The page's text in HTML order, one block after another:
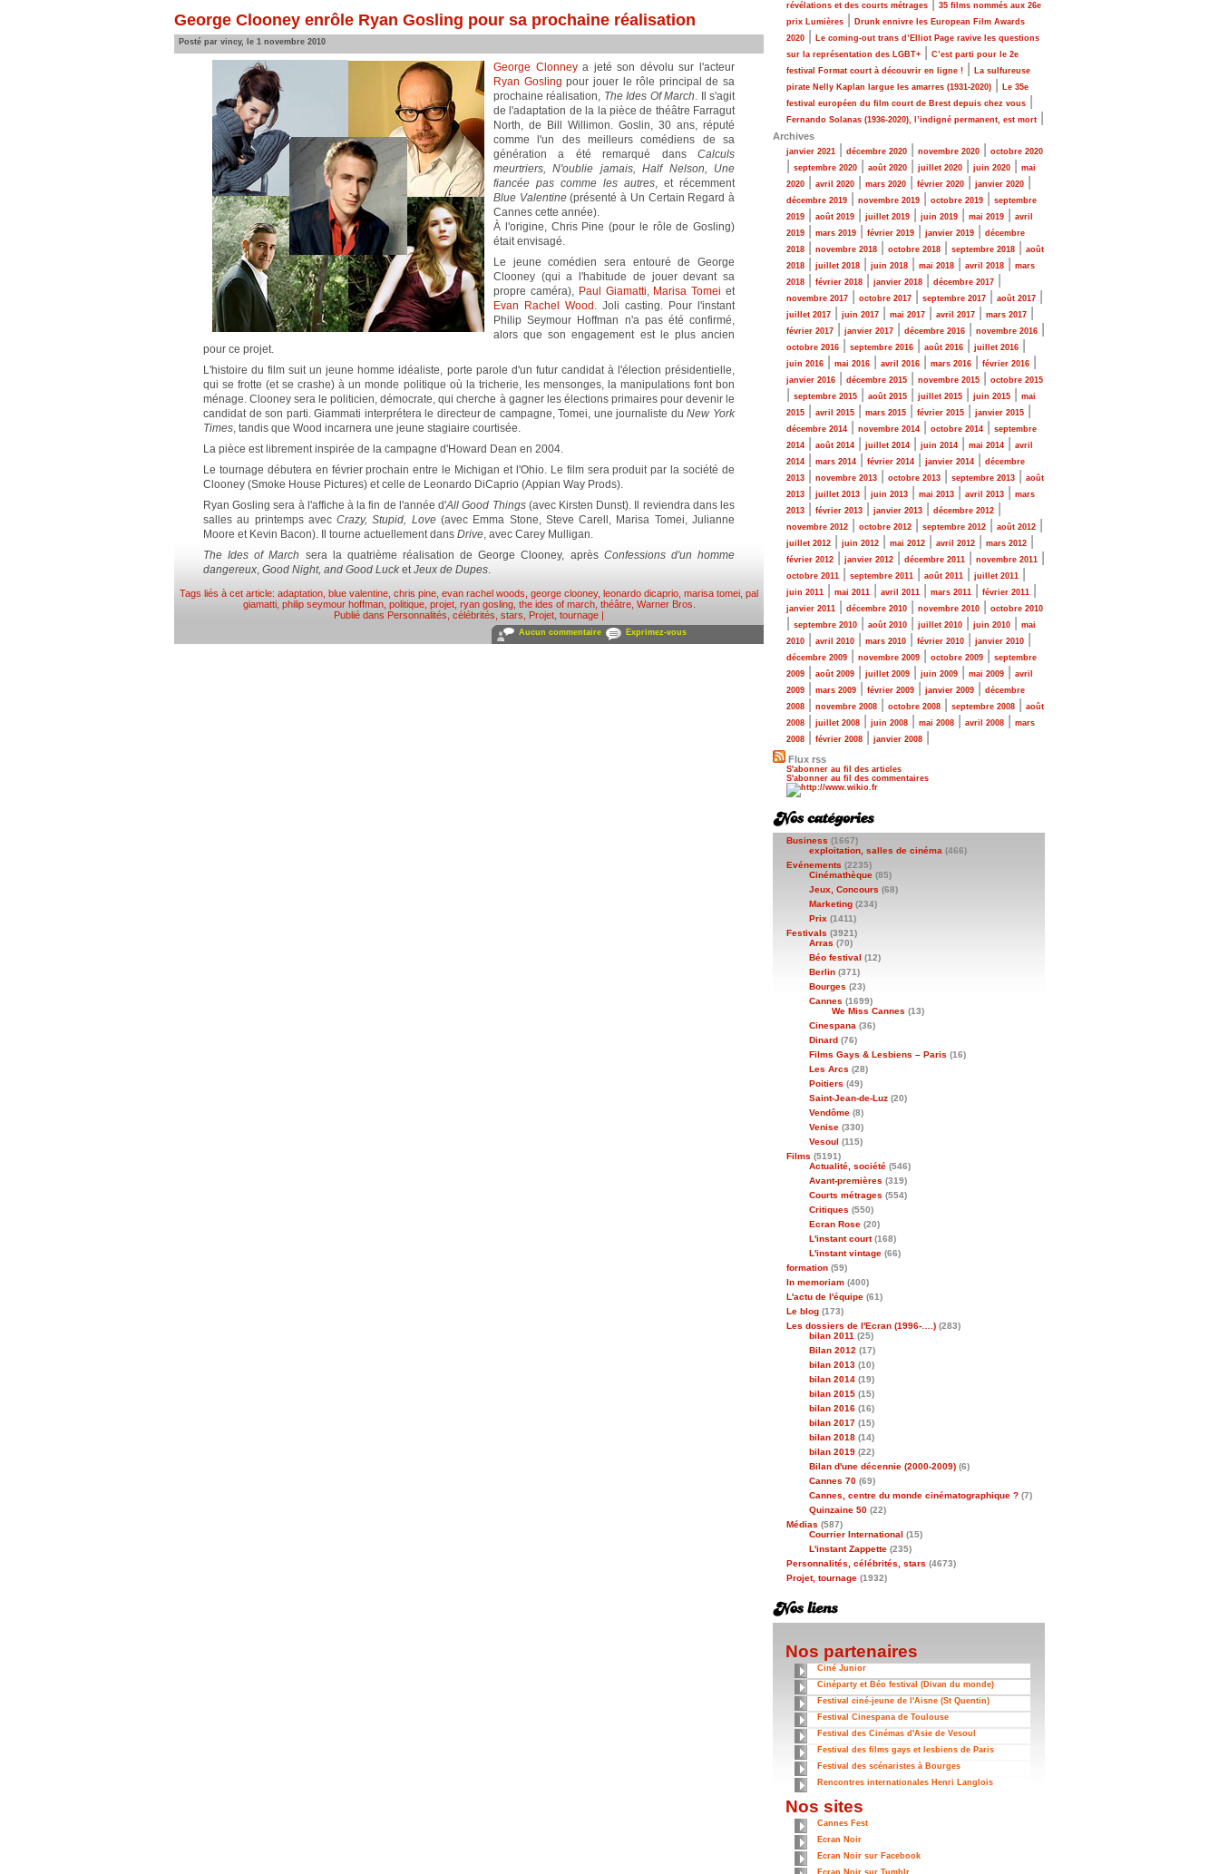
George Clooney enrôle Ryan Gosling pour sa prochaine réalisation
Posté par vincy, le 1 novembre 2010
George Clonneya jeté son dévolu sur l'acteur
Ryan Gosling pour jouer le rôle principal de sa
prochaine réalisation, The Ides Of March. Il s'agit
de l'adaptation de la la pièce de théâtre Farragut
North, de Bill Willimon. Goslin, 30 ans, réputé
comme l'un des meilleurs comédiens de sa
génération a été remarqué dans Calculs
meurtriers, N'oublie jamais, Half Nelson, Une
fiancée pas comme les autres, et récemment
Blue Valentine(présenté à Un Certain Regard à
Cannes cette année).
À l'origine, Chris Pine (pour le rôle de Gosling)
était envisagé.
Le jeune comédien sera entouré de George
Clooney (qui a l'habitude de jouer devant sa
propre caméra), Paul Giamatti, Marisa Tomei et
Evan Rachel Wood . Joli casting. Pour l'instant
Philip Seymour Hoffman n'a pas été confirmé,
alors que son engagement est le plus ancien
pour ce projet.
L'histoire du film suit un jeune homme idéaliste, porte parole d'un futur candidat à l'élection présidentielle,
qui se frotte (et se crashe) à un monde politique où la tricherie, les mensonges, la manipulations font bon
ménage. Clooney sera le politicien, démocrate, qui cherche à gagner les élections primaires pour devenir le
candidat de son parti. Giammati interprétera le directeur de campagne, Tomei, une journaliste duNew York
Times, tandis que Wood incarnera une jeune stagiaire courtisée.
La pièce est librement inspirée de la campagne d'Howard Dean en 2004.
Le tournage débutera en février prochain entre le Michigan et l'Ohio. Le film sera produit par la société de
Clooney (Smoke House Pictures) et celle de Leonardo DiCaprio (Appian Way Prods).
Ryan Gosling sera à l'affiche à la fin de l'année d'All Good Things(avec Kirsten Dunst). Il reviendra dans les
salles au printemps avecCrazy, Stupid, Love(avec Emma Stone, Steve Carell, Marisa Tomei, Julianne
Moore et Kevin Bacon). Il tourne actuellement dans Drive, avec Carey Mulligan.
The Ides of March sera la quatrième réalisation de George Clooney, après Confessions d'un homme
dangereux, Good Night, and Good Luck etJeux de Dupes.
Tags liés à cet article: adaptation blue valentine chris pine evan rachel woods george clooney, leonardo dicaprio marisa tomei pal
giamatti, philip seymour hoffman, politique, projet, ryan gosling, the ides of march, théâtre, Warner Bros
Publié dans Personnalités, célébrités, stars Projet, tournage |
Aucun commentaire Exprimez-vous
révélations et des courts métrages
35 films nommés aux 26e
prix Lumières
Drunk ennivre les European Film Awards
2020
Le coming-out trans d’Elliot Page ravive les questions
sur la représentation des LGBT+
C’est parti pour le 2e
festival Format court à découvrir en ligne !
La sulfureuse
pirate Nelly Kaplan largue les amarres (1931-2020)
Le 35e
festival européen du film court de Brest depuis chez vous
Fernando Solanas (1936-2020), l’indigné permanent, est mort
Archives
janvier 2021 décembre 2020 novembre 2020 octobre 2020
septembre 2020 août 2020 juillet 2020 juin 2020
mai
2020
avril 2020 mars 2020 février 2020 janvier 2020
décembre 2019 novembre 2019 octobre 2019
septembre
2019
août 2019 juillet 2019 juin 2019 mai 2019
avril
2019
mars 2019 février 2019 janvier 2019
décembre
2018
novembre 2018 octobre 2018 septembre 2018
août
2018
juillet 2018 juin 2018 mai 2018 avril 2018
mars
2018
février 2018 janvier 2018 décembre 2017
novembre 2017 octobre 2017 septembre 2017 août 2017
juillet 2017 juin 2017 mai 2017 avril 2017 mars 2017
février 2017 janvier 2017 décembre 2016 novembre 2016
octobre 2016 septembre 2016 août 2016 juillet 2016
juin 2016 mai 2016 avril 2016 mars 2016 février 2016
janvier 2016 décembre 2015 novembre 2015 octobre 2015
septembre 2015 août 2015 juillet 2015 juin 2015
mai
2015
avril 2015 mars 2015 février 2015 janvier 2015
décembre 2014 novembre 2014 octobre 2014
septembre
2014
août 2014 juillet 2014 juin 2014 mai 2014
avril
2014
mars 2014 février 2014 janvier 2014
décembre
2013
novembre 2013 octobre 2013 septembre 2013
août
2013
juillet 2013 juin 2013 mai 2013 avril 2013
mars
2013
février 2013 janvier 2013 décembre 2012
novembre 2012 octobre 2012 septembre 2012 août 2012
juillet 2012 juin 2012 mai 2012 avril 2012 mars 2012
février 2012 janvier 2012 décembre 2011 novembre 2011
octobre 2011 septembre 2011 août 2011 juillet 2011
juin 2011 mai 2011 avril 2011 mars 2011 février 2011
janvier 2011 décembre 2010 novembre 2010 octobre 2010
septembre 2010 août 2010 juillet 2010 juin 2010
mai
2010
avril 2010 mars 2010 février 2010 janvier 2010
décembre 2009 novembre 2009 octobre 2009
septembre
2009
août 2009 juillet 2009 juin 2009 mai 2009
avril
2009
mars 2009 février 2009 janvier 2009
décembre
2008
novembre 2008 octobre 2008 septembre 2008
août
2008
juillet 2008 juin 2008 mai 2008 avril 2008
mars
2008
février 2008 janvier 2008
Flux rss
S'abonner au fil des articles
S'abonner au fil des commentaires
Business (1667)
exploitation, salles de cinéma (466)
Evénements (2235)
Cinémathèque (85)
Jeux, Concours (68)
Marketing (234)
Prix (1411)
Festivals (3921)
Arras (70)
Béo festival (12)
Berlin (371)
Bourges (23)
Cannes (1699)
We Miss Cannes (13)
Cinespana (36)
Dinard (76)
Films Gays & Lesbiens – Paris (16)
Les Arcs (28)
Poitiers (49)
Saint-Jean-de-Luz (20)
Vendôme (8)
Venise (330)
Vesoul (115)
Films (5191)
Actualité, société (546)
Avant-premières (319)
Courts métrages (554)
Critiques (550)
Ecran Rose (20)
L'instant court(168)
L'instant vintage (66)
formation (59)
In memoriam (400)
L'actu de l'équipe (61)
Le blog (173)
Les dossiers de l'Ecran (1996-….) (283)
bilan 2011 (25)
Bilan 2012 (17)
bilan 2013 (10)
bilan 2014 (19)
bilan 2015 (15)
bilan 2016 (16)
bilan 2017 (15)
bilan 2018 (14)
bilan 2019 (22)
Bilan d'une décennie (2000-2009) (6)
Cannes 70 (69)
Cannes, centre du monde cinématographique ? (7)
Quinzaine 50 (22)
Médias (587)
Courrier International (15)
L'instant Zappette (235)
Personnalités, célébrités, stars (4673)
Projet, tournage (1932)
Nos partenaires
Ciné Junior
Cinéparty et Béo festival (Divan du monde)
Festival ciné-jeune de l'Aisne (St Quentin)
Festival Cinespana de Toulouse
Festival des Cinémas d'Asie de Vesoul
Festival des films gays et lesbiens de Paris
Festival des scénaristes à Bourges
Rencontres internationales Henri Langlois
Nos sites
Cannes Fest
Ecran Noir
Ecran Noir sur Facebook
Ecran Noir sur Tumblr